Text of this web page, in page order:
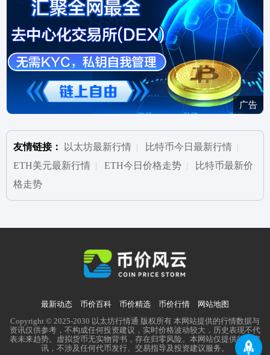
广告
友情链接： 以太坊最新行情 | 比特币今日最新行情 |
ETH美元最新行情 |ETH今日价格走势 | 比特币最新价
格走势
最新动态 币价百科 币价精选 币价行情 网站地图
Copyright © 2025-2030 以太坊行情通 版权所有 本网站提供的行情数据与
资讯仅供参考，不构成任何投资建议，实时价格波动较大，历史表现不代
表未来趋势。虚拟货币无实物背书，存在归零风险。本网站仅提供行业资
讯，不涉及任何代币发行、交易指导及投资建议服务。